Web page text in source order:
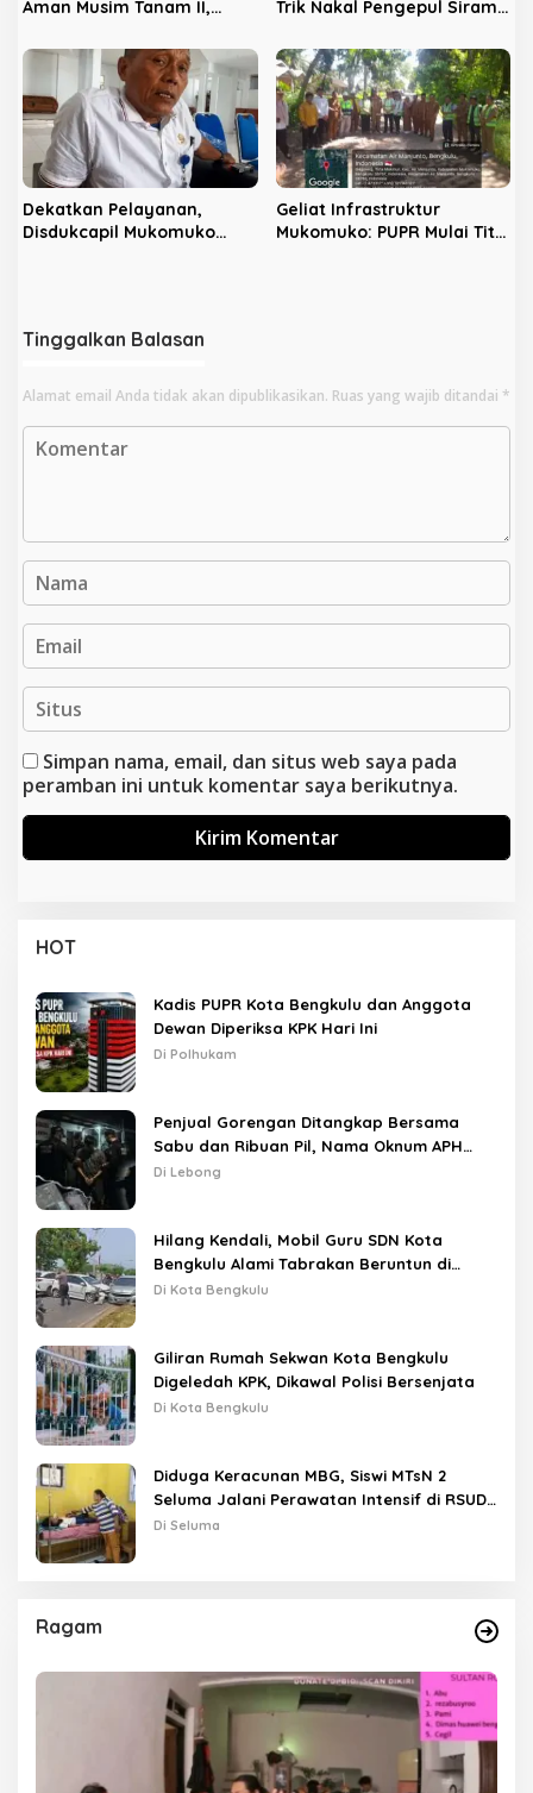
Aman Musim Tanam II,
Kios Nakal
Trik Nakal Pengepul Siram
Anjlok di Bawah Provinsi
Dekatkan Pelayanan,
Disdukcapil Mukomuko
Geliat Infrastruktur
Mukomuko: PUPR Mulai Titik
Tinggalkan Balasan
Alamat email Anda tidak akan dipublikasikan. Ruas yang wajib ditandai *
Simpan nama, email, dan situs web saya pada
peramban ini untuk komentar saya berikutnya.
HOT
Kadis PUPR Kota Bengkulu dan Anggota
Dewan Diperiksa KPK Hari Ini
Di Polhukam
Penjual Gorengan Ditangkap Bersama
Sabu dan Ribuan Pil, Nama Oknum APH
Disebut Saat Interogasi
Di Lebong
Hilang Kendali, Mobil Guru SDN Kota
Bengkulu Alami Tabrakan Beruntun di
Lampu Merah
Di Kota Bengkulu
Giliran Rumah Sekwan Kota Bengkulu
Digeledah KPK, Dikawal Polisi Bersenjata
Di Kota Bengkulu
Diduga Keracunan MBG, Siswi MTsN 2
Seluma Jalani Perawatan Intensif di RSUD
Tais
Di Seluma
Ragam